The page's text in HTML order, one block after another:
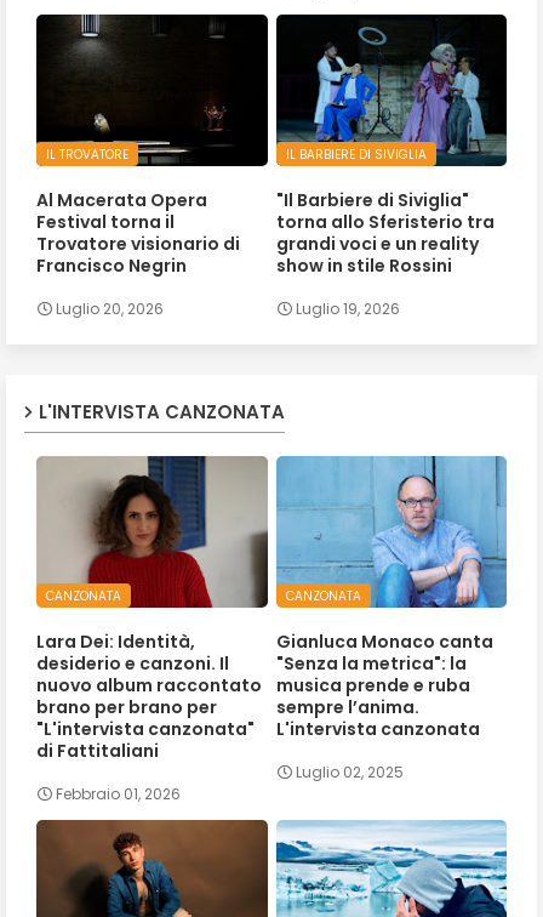
IL TROVATORE
Al Macerata Opera
Festival torna il
Trovatore visionario di
Francisco Negrin
Luglio 20, 2026
IL BARBIERE DI SIVIGLIA
"Il Barbiere di Siviglia"
torna allo Sferisterio tra
grandi voci e un reality
show in stile Rossini
Luglio 19, 2026
L'INTERVISTA CANZONATA
CANZONATA
Lara Dei: Identità,
desiderio e canzoni. Il
nuovo album raccontato
brano per brano per
"L'intervista canzonata"
di Fattitaliani
Febbraio 01, 2026
CANZONATA
Gianluca Monaco canta
"Senza la metrica": la
musica prende e ruba
sempre l’anima.
L'intervista canzonata
Luglio 02, 2025